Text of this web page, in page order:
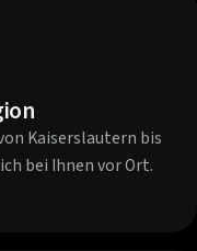
Kaiserslautern bis
bei Ihnen vor Ort.